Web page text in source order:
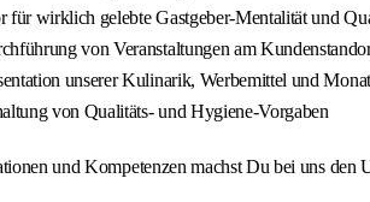
wirklich gelebte Gastgeber-Mentalität und
von Veranstaltungen am
unserer Kulinarik, Werbemittel und
von Qualitäts- und Hygiene-Vorgaben
und Kompetenzen machst Du bei uns den